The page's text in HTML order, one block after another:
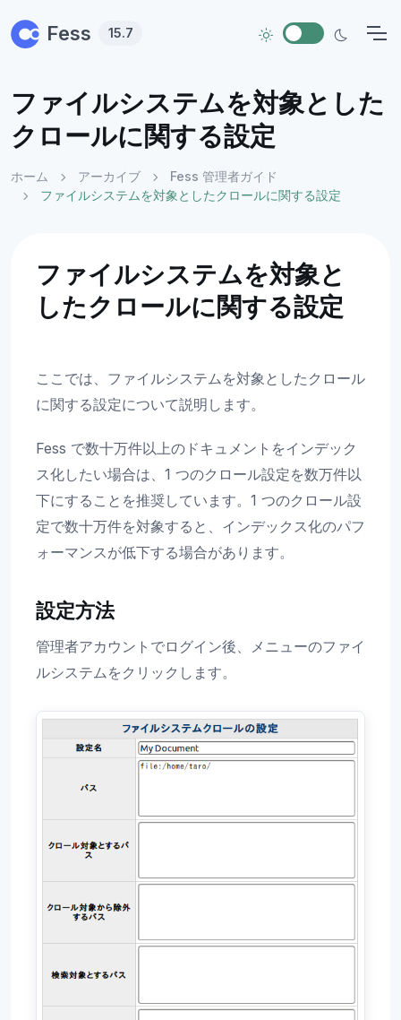
Fess 15.7
ファイルシステムを対象とした
クロールに関する設定
ホーム アーカイブ
Fess 管理者ガイド
ファイルシステムを対象としたクロールに関する設定
ファイルシステムを対象と
したクロールに関する設定
ここでは、ファイルシステムを対象としたクロール
に関する設定について説明します。
Fess で数十万件以上のドキュメントをインデック
ス化したい場合は、1 つのクロール設定を数万件以
下にすることを推奨しています。1 つのクロール設
定で数十万件を対象すると、インデックス化のパフ
ォーマンスが低下する場合があります。
設定方法
管理者アカウントでログイン後、メニューのファイ
ルシステムをクリックします。